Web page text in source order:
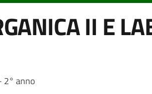
II E
2° anno